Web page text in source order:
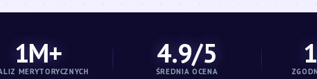
1M+
MERYTORYCZNYCH
4.9/5
ŚREDNIA OCENA